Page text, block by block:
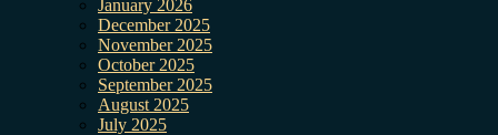
January 2026
December 2025
November 2025
October 2025
September 2025
August 2025
July 2025